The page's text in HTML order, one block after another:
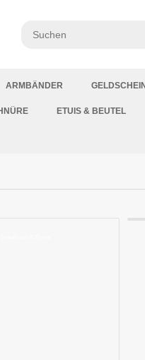
ARMBÄNDER
ETUIS & BEUTEL